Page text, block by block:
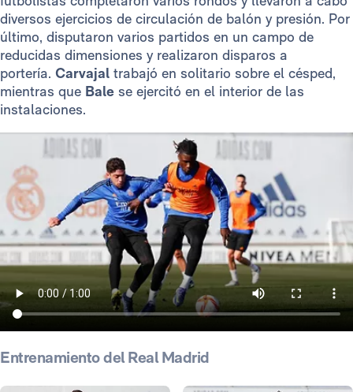
diversos ejercicios de circulación de balón y presión. Por
último, disputaron varios partidos en un campo de
reducidas dimensiones y realizaron disparos a
portería. Carvajal trabajó en solitario sobre el césped,
mientras que Bale se ejercitó en el interior de las
instalaciones.
Entrenamiento del Real Madrid